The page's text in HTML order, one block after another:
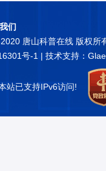
们
唐山科普在线 版权所
号-1 | 技术支持：
站已支持IPv6访问!